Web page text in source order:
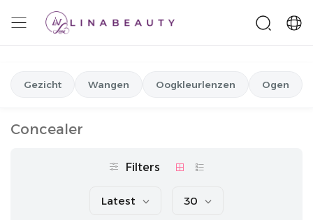
Gezicht Wangen Oogkleurlenzen Ogen
Concealer
Filters
Latest 30